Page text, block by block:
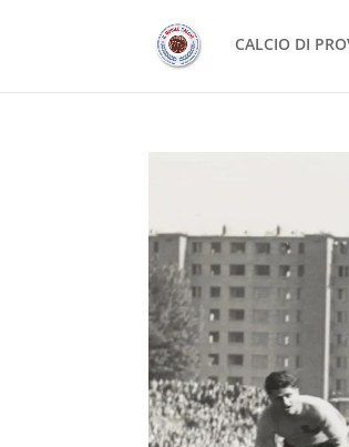
CALCIO DI